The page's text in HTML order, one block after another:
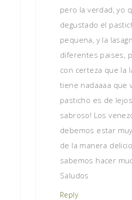
pero la verdad, yo
degustado el
pequena, y la
diferentes paises,
con certeza que la
tiene nadaaaa que
pasticho es de
sabroso! Los
debemos estar
de la manera
sabemos hacer
Saludos
Reply